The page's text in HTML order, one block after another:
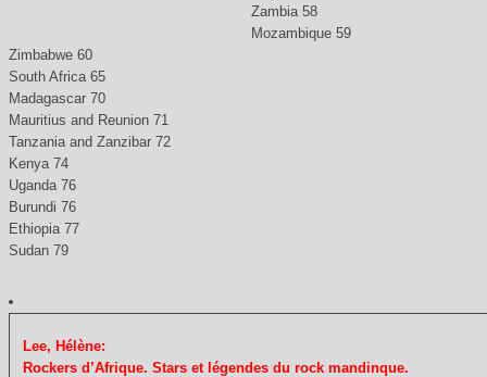
Zambia 58
Mozambique 59
Zimbabwe 60
South Africa 65
Madagascar 70
Mauritius and Reunion 71
Tanzania and Zanzibar 72
Kenya 74
Uganda 76
Burundi 76
Ethiopia 77
Sudan 79
Lee, Hélène:
Rockers d’Afrique. Stars et légendes du rock mandinque.